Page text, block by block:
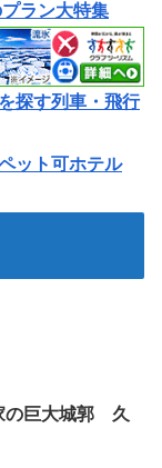
ラン大特集
探す列車・飛行
ット可ホテル
の巨大城郭 久